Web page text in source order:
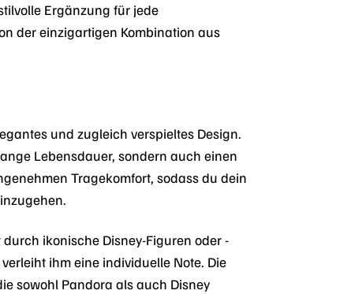
Ergänzung für jede
der einzigartigen Kombination aus
und zugleich verspieltes Design.
Lebensdauer, sondern auch einen
Tragekomfort, sodass du dein
durch ikonische Disney-Figuren oder -
ihm eine individuelle Note. Die
sowohl Pandora als auch Disney